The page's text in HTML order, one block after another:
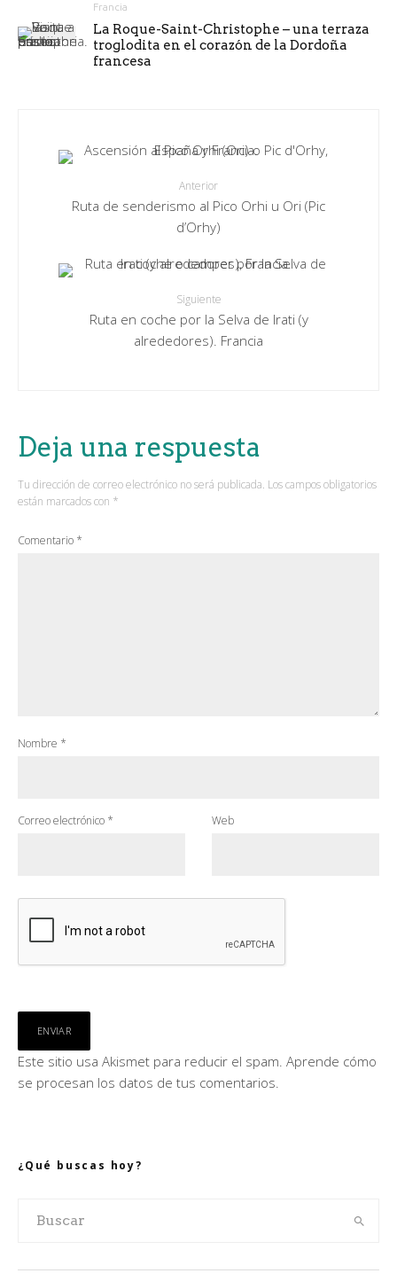
Francia
La Roque-Saint-Christophe – una terraza
troglodita en el corazón de la Dordoña
francesa
Anterior
Ruta de senderismo al Pico Orhi u Ori (Pic
d’Orhy)
Siguiente
Ruta en coche por la Selva de Irati (y
alrededores). Francia
Deja una respuesta
Tu dirección de correo electrónico no será publicada. Los campos obligatorios
están marcados con *
Comentario *
Nombre *
Correo electrónico * Web
Este sitio usa Akismet para reducir el spam. Aprende cómo
se procesan los datos de tus comentarios.
¿Qué buscas hoy?